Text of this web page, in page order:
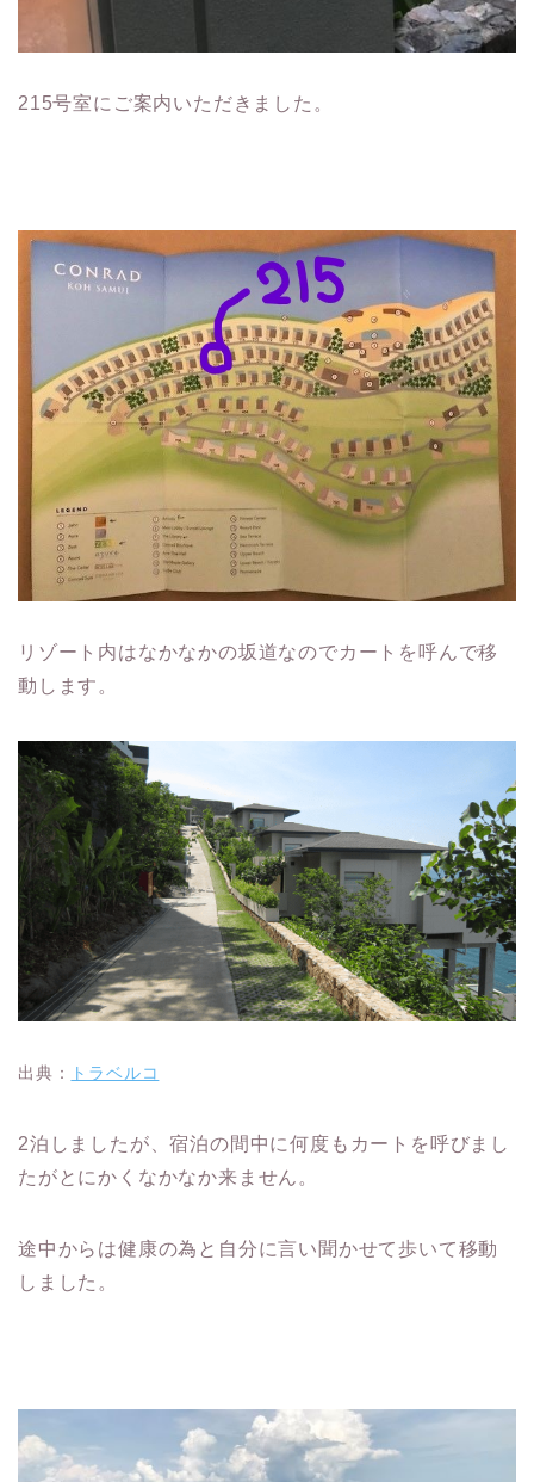
215号室にご案内いただきました。
リゾート内はなかなかの坂道なのでカートを呼んで移
動します。
出典： トラベルコ
2泊しましたが、宿泊の間中に何度もカートを呼びまし
たがとにかくなかなか来ません。
途中からは健康の為と自分に言い聞かせて歩いて移動
しました。